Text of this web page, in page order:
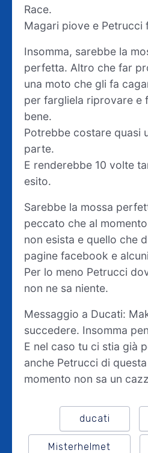
Race.
Magari piove e Petrucci
Insomma, sarebbe la
perfetta. Altro che far
una moto che gli fa
per fargliela riprovare e
bene.
Potrebbe costare quasi
parte.
E renderebbe 10 volte
esito.
Sarebbe la mossa
peccato che al
non esista e quello che
pagine facebook e
Per lo meno Petrucci
non ne sa niente.
Messaggio a Ducati:
succedere. Insomma
E nel caso tu ci stia già
anche Petrucci di
momento non sa un
ducati
Misterhelmet